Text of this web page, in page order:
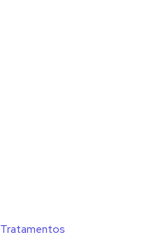
Tratamentos